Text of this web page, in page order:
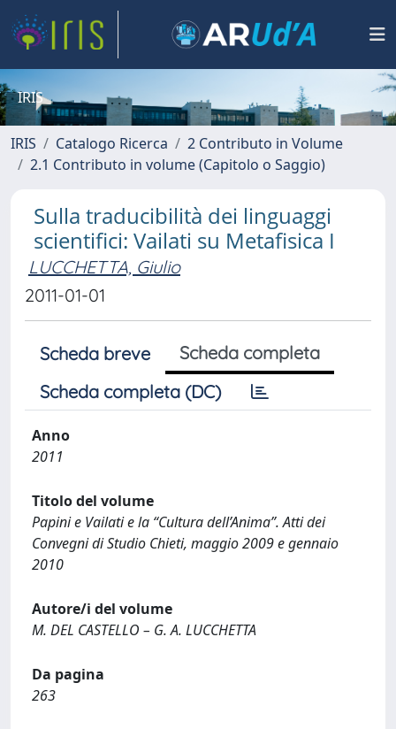
IRIS
IRIS Catalogo Ricerca
2 Contributo in Volume
2.1 Contributo in volume (Capitolo o Saggio)
Sulla traducibilità dei linguaggi
scientifici: Vailati su Metafisica I
LUCCHETTA, Giulio
2011-01-01
Scheda breve
Scheda completa
Scheda completa (DC)
Anno
2011
Titolo del volume
Papini e Vailati e la “Cultura dell’Anima”. Atti dei
Convegni di Studio Chieti, maggio 2009 e gennaio
2010
Autore/i del volume
M. DEL CASTELLO – G. A. LUCCHETTA
Da pagina
263